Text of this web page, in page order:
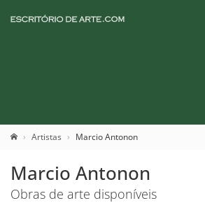
Artistas Marcio Antonon
Marcio Antonon
Obras de arte disponíveis